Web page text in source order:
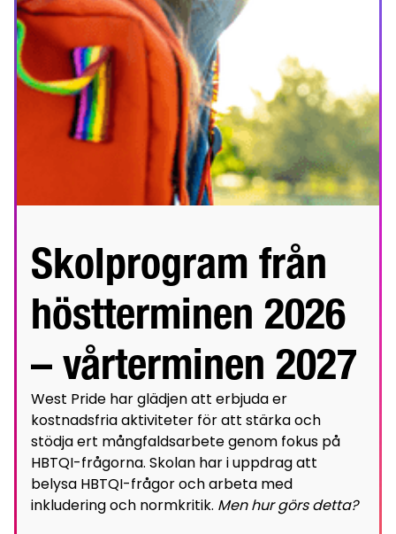
Skolprogram från
höstterminen 2026
– vårterminen 2027
West Pride har glädjen att erbjuda er
kostnadsfria aktiviteter för att stärka och
stödja ert mångfaldsarbete genom fokus på
HBTQI-frågorna. Skolan har i uppdrag att
belysa HBTQI-frågor och arbeta med
inkludering och normkritik. Men hur görs detta?